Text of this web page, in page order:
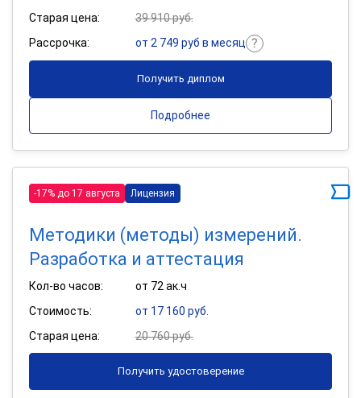
Старая цена:
39 910 руб.
Рассрочка:
от 2 749 руб в месяц
Получить диплом
Подробнее
-17% до 17 августа Лицензия
Методики (методы) измерений.
Разработка и аттестация
Кол-во часов:
от 72 ак.ч
Стоимость:
от 17 160 руб.
Старая цена:
20 760 руб.
Получить удостоверение